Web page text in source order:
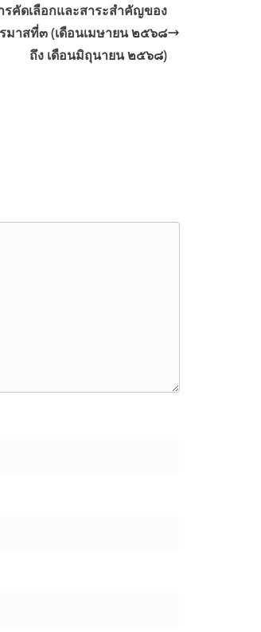
รคัดเลือกและสาระสำคัญของ
มาสที่๓ (เดือนเมษายน ๒๕๖๘
ถึง เดือนมิถุนายน ๒๕๖๘)